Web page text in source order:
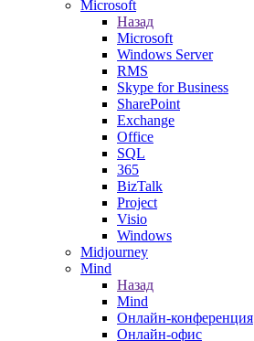
Microsoft
Назад
Microsoft
Windows Server
RMS
Skype for Business
SharePoint
Exchange
Office
SQL
365
BizTalk
Project
Visio
Windows
Midjourney
Mind
Назад
Mind
Онлайн-конференция
Онлайн-офис